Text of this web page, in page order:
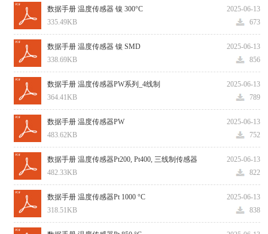
2025-06-13
数据手册 温度传感器 镍 300°C
673
335.49KB
2025-06-13
数据手册 温度传感器 镍 SMD
856
338.69KB
2025-06-13
数据手册 温度传感器PW系列_4线制
789
364.41KB
2025-06-13
数据手册 温度传感器PW
752
483.62KB
2025-06-13
数据手册 温度传感器Pt200, Pt400, 三线制传感器
822
482.33KB
2025-06-13
数据手册 温度传感器Pt 1000 °C
838
318.51KB